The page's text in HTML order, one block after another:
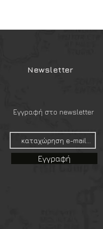
Newsletter
Εγγραφή στο newsletter
Εγγραφή